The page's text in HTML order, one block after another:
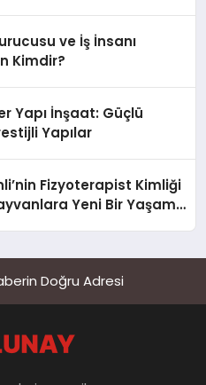
ve İş İnsanı
Kimdir?
Yapı İnşaat: Güçlü
Yapılar
Fizyoterapist Kimliği
Yeni Bir Yaşam
Doğru Adresi